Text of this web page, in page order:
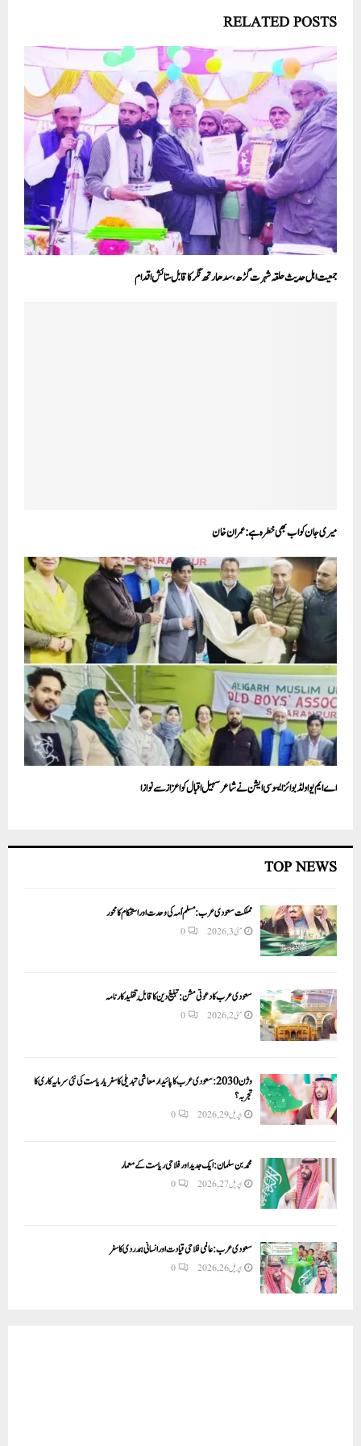
RELATED POSTS
جمعیت اہل حدیث حلقہ شہرت گڑھ، سدھارتھ نگر کا قابل ستائش اقدام
میری جان کو اب بھی خطرہ ہے:عمران خان
اے ایم یو اولڈ بوائز ایسوسی ایشن نے شاعر سہیل اقبال کو اعزاز سے نوازا
TOP NEWS
مملکت سعودی عرب: مسلم اُمہ کی وحدت اور استحکام کا محور
مئی 3, 2026 0
سعودی عرب کا دعوتی مشن: تبلیغ دین کا قابلِ تقلید کارنامہ
مئی 2, 2026 0
وژن 2030:سعودی عرب کا پائیدار معاشی تبدیلی کا سفر یا ریاست کی نئی سرمایہ کاری کا
تجربہ؟
اپریل 29, 2026 0
محمد بن سلمان: ایک جدید اور فلاحی ریاست کے معمار
اپریل 27, 2026 0
سعودی عرب: عالمی فلاحی قیادت اور انسانی ہمدردی کا سفر
اپریل 26, 2026 0